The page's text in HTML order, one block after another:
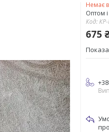
Немає
Оптом
Код:
675